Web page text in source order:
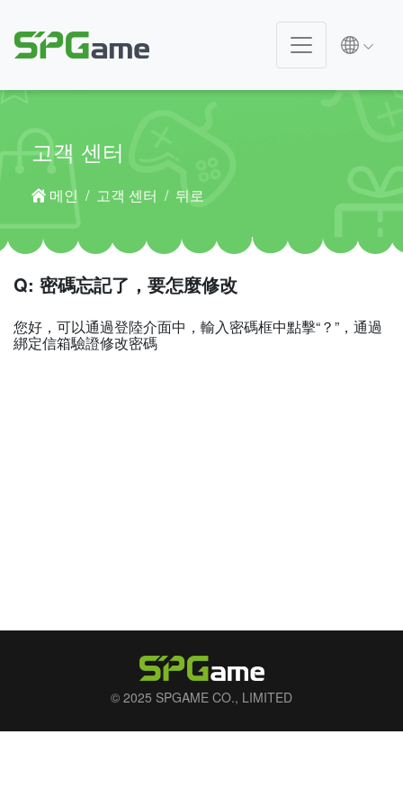
고객 센터
메인 고객 센터 뒤로
Q: 密碼忘記了，要怎麼修改
您好，可以通過登陸介面中，輸入密碼框中點擊“？”，通過
綁定信箱驗證修改密碼
© 2025 SPGAME CO., LIMITED